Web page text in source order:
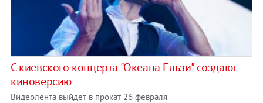
С киевского концерта "Океана Ельзи" создают
киноверсию
Видеолента выйдет в прокат 26 февраля